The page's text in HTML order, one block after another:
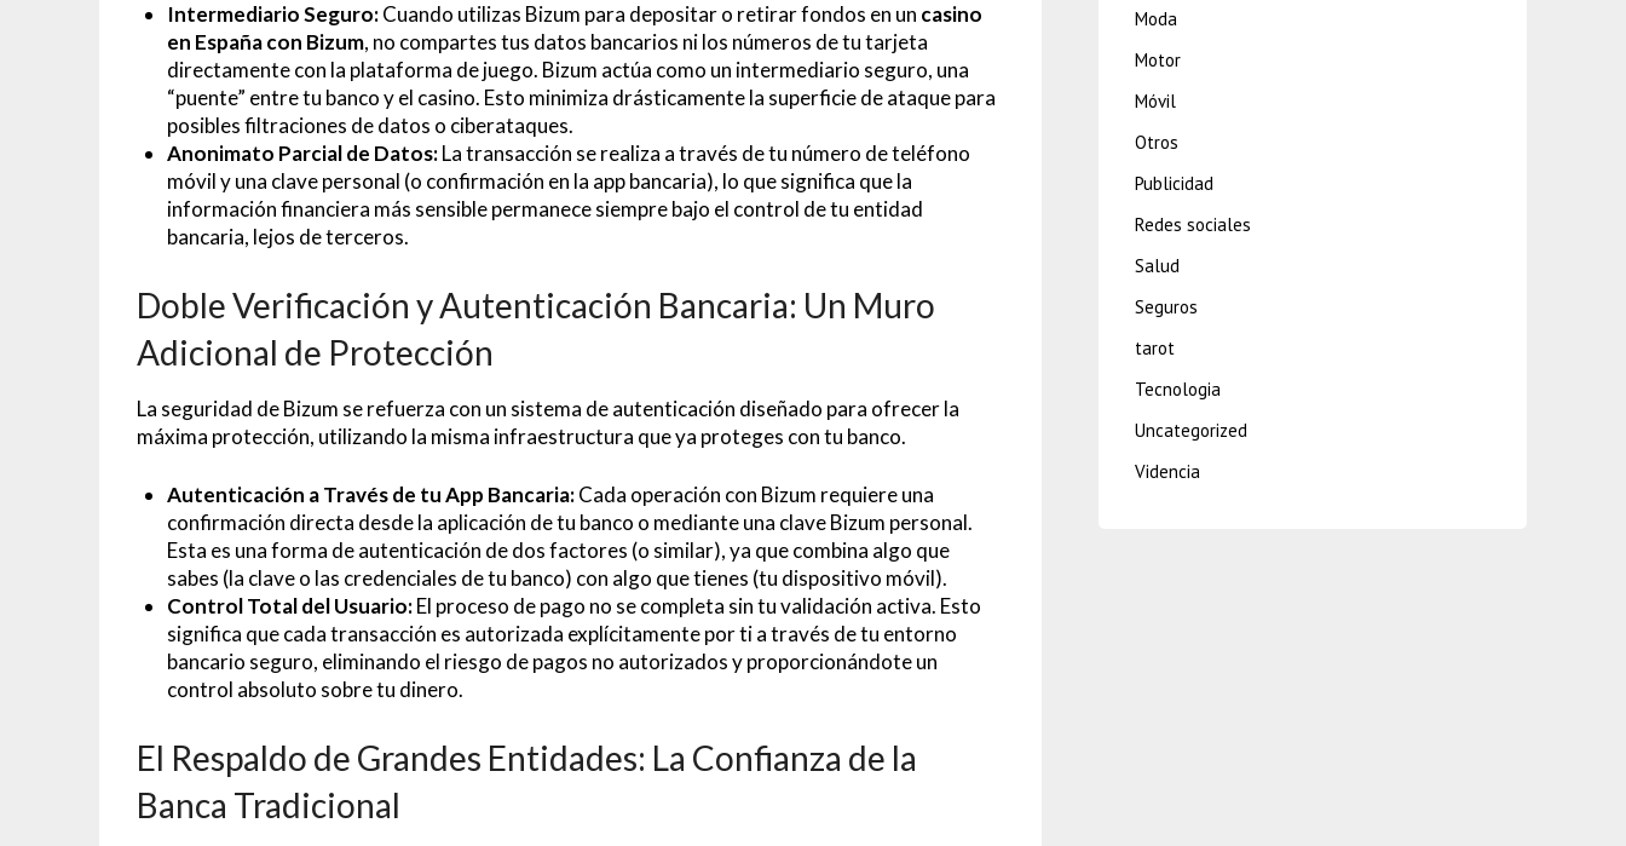
Intermediario Seguro:Cuando utilizas Bizum para depositar o retirar fondos en un casino
en España con Bizum, no compartes tus datos bancarios ni los números de tu tarjeta
directamente con la plataforma de juego. Bizum actúa como un intermediario seguro, una
“puente” entre tu banco y el casino. Esto minimiza drásticamente la superficie de ataque para
posibles filtraciones de datos o ciberataques.
Anonimato Parcial de Datos:La transacción se realiza a través de tu número de teléfono
móvil y una clave personal (o confirmación en la app bancaria), lo que significa que la
información financiera más sensible permanece siempre bajo el control de tu entidad
bancaria, lejos de terceros.
Doble Verificación y Autenticación Bancaria: Un Muro
Adicional de Protección
La seguridad de Bizum se refuerza con un sistema de autenticación diseñado para ofrecer la
máxima protección, utilizando la misma infraestructura que ya proteges con tu banco.
Autenticación a Través de tu App Bancaria:Cada operación con Bizum requiere una
confirmación directa desde la aplicación de tu banco o mediante una clave Bizum personal.
Esta es una forma de autenticación de dos factores (o similar), ya que combina algo que
sabes (la clave o las credenciales de tu banco) con algo que tienes (tu dispositivo móvil).
Control Total del Usuario:El proceso de pago no se completa sin tu validación activa. Esto
significa que cada transacción es autorizada explícitamente por ti a través de tu entorno
bancario seguro, eliminando el riesgo de pagos no autorizados y proporcionándote un
control absoluto sobre tu dinero.
El Respaldo de Grandes Entidades: La Confianza de la
Banca Tradicional
Moda
Motor
Móvil
Otros
Publicidad
Redes sociales
Salud
Seguros
tarot
Tecnologia
Uncategorized
Videncia